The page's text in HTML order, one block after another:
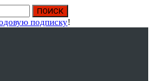
подписку!